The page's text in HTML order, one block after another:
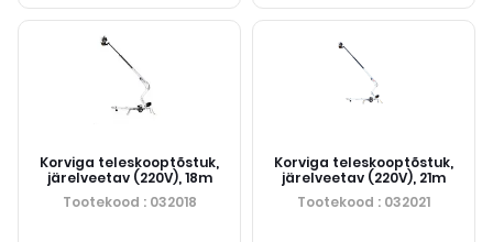
Korviga teleskooptõstuk,
järelveetav (220V), 18m
Tootekood : 032018
Korviga teleskooptõstuk,
järelveetav (220V), 21m
Tootekood : 032021